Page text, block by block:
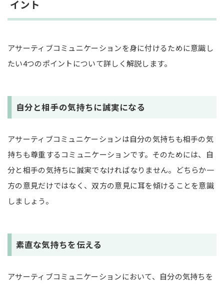
イント
アサーティブコミュニケーションを身に付けるために意識し
たい4つのポイントについて詳しく解説します。
自分と相手の気持ちに誠実になる
アサーティブコミュニケーションは自分の気持ちも相手の気
持ちも尊重するコミュニケーションです。そのためには、自
分と相手の気持ちに誠実でなければなりません。どちらか一
方の意見だけではなく、双方の意見に耳を傾けることを意識
しましょう。
素直な気持ちを伝える
アサーティブコミュニケーションにおいて、自分の気持ちを